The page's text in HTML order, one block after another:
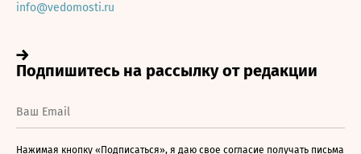
info@vedomosti.ru
Нажимая кнопку «Подписаться», я даю свое согласие получать письма